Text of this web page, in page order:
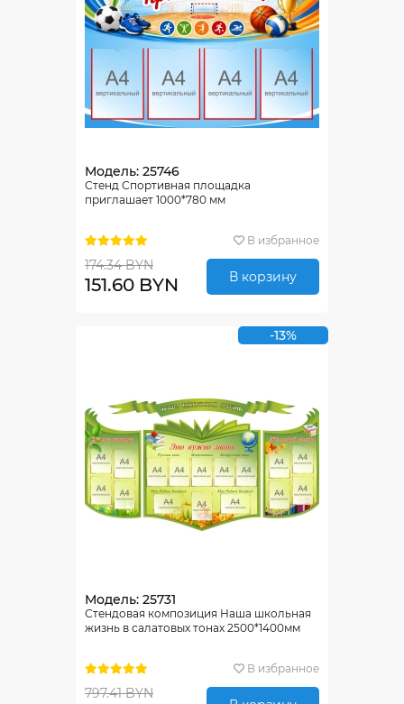
Модель: 25746
Стенд Спортивная площадка
приглашает 1000*780 мм
В избранное
174.34 BYN
151.60 BYN В корзину
-13%
Модель: 25731
Стендовая композиция Наша школьная
жизнь в салатовых тонах 2500*1400мм
В избранное
797.41 BYN